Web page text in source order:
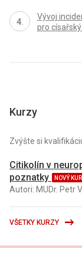
Vývoj
pro
Kurzy
Zvýšte si
Citikolín v
poznatky
NOVÝ
Autori: MUDr. Petr
VŠETKY KURZY